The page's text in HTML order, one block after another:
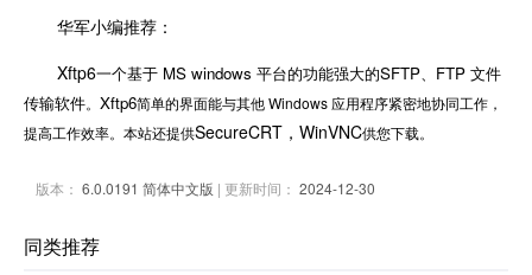
华军小编推荐：
Xftp6一个基于 MS windows 平台的功能强大的SFTP、FTP 文件
传输软件。 Xftp6简单的界面能与其他 Windows 应用程序紧密地协同工作，
提高工作效率。本站还提供SecureCRT，WinVNC供您下载。
版本： 6.0.0191 简体中文版 | 更新时间： 2024-12-30
同类推荐